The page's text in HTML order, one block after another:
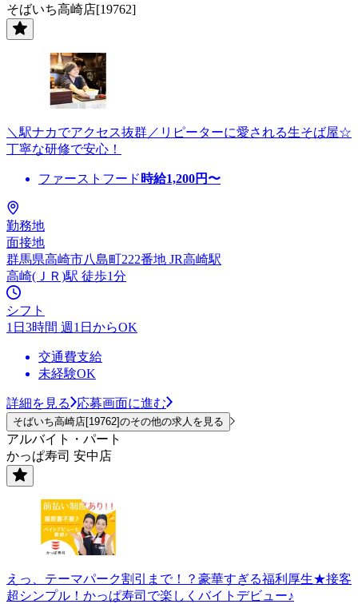
そばいち高崎店[19762]
＼駅ナカでアクセス抜群／リピーターに愛される生そば屋☆
丁寧な研修で安心！
ファーストフード 時給1,200円〜
勤務地
面接地
群馬県高崎市八島町222番地 JR高崎駅
高崎(ＪＲ)駅 徒歩1分
シフト
1日3時間 週1日からOK
交通費支給
未経験OK
詳細を見る 応募画面に進む
そばいち高崎店[19762]のその他の求人を見る
アルバイト・パート
かっぱ寿司 安中店
えっ、テーマパーク割引まで！？豪華すぎる福利厚生★接客
超シンプル！かっぱ寿司で楽しくバイトデビュー♪